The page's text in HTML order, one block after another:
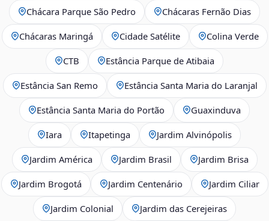
Chácara Parque São Pedro Chácaras Fernão Dias
Chácaras Maringá Cidade Satélite Colina Verde
CTB Estância Parque de Atibaia
Estância San Remo Estância Santa Maria do Laranjal
Estância Santa Maria do Portão Guaxinduva
Iara Itapetinga Jardim Alvinópolis
Jardim América Jardim Brasil Jardim Brisa
Jardim Brogotá Jardim Centenário Jardim Ciliar
Jardim Colonial Jardim das Cerejeiras